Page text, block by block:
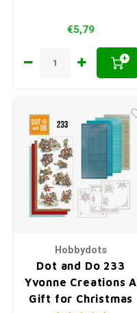
€5,79
+
Hobbydots
Dot and Do 233
Yvonne Creations A
Gift for Christmas